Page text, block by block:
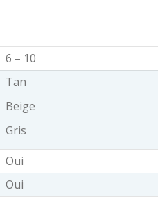
6 – 10
Tan
Beige
Gris
Oui
Oui